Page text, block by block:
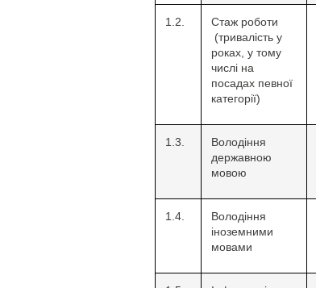
1.2.
Стаж роботи
(тривалість у
роках, у тому
числі на
посадах певної
категорії)
1.3.
Володіння
державною
мовою
1.4.
Володіння
іноземними
мовами